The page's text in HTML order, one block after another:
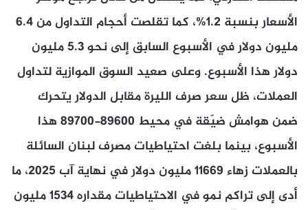
الأسعار بنسبة 1.2%، كما تقلصت أحجام التداول من 6.4
مليون دولار في الأسبوع السابق إلى نحو 5.3 مليون
دولار هذا الأسبوع. وعلى صعيد السوق الموازية لتداول
العملات، ظل سعر صرف الليرة مقابل الدولار يتحرك
ضمن هوامش ضيّقة في محيط 89600-89700 هذا
الأسبوع، بينما بلغت احتياطيات مصرف لبنان السائلة
بالعملات زهاء 11669 مليون دولار في نهاية آب 2025، ما
أدى إلى تراكم نمو في الاحتياطيات مقداره 1534 مليون